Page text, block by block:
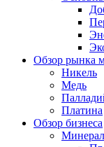
Обзор рынка
Никель
Медь
Платина
Обзор бизнеса